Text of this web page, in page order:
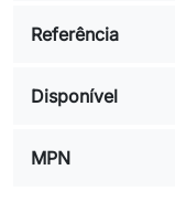
Referência
Disponível
MPN